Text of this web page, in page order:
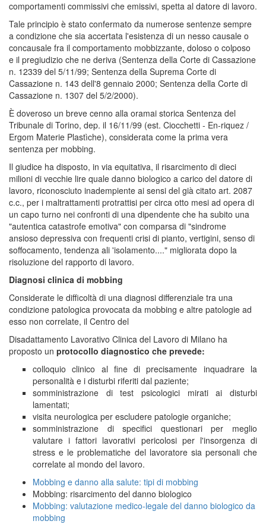
comportamenti commissivi che emissivi, spetta al datore di lavoro.
Tale principio è stato confermato da numerose sentenze sempre
a condizione che sia accertata l'esistenza di un nesso causale o
concausale fra il comportamento mobbizzante, doloso o colposo
e il pregiudizio che ne deriva (Sentenza della Corte di Cassazione
n. 12339 del 5/11/99; Sentenza della Suprema Corte di
Cassazione n. 143 dell'8 gennaio 2000; Sentenza della Corte di
Cassazione n. 1307 del 5/2/2000).
È doveroso un breve cenno alla oramai storica Sentenza del
Tribunale di Torino, dep. il 16/11/99 (est. Ciocchetti - En-riquez /
Ergom Materie Plastìche), considerata come la prima vera
sentenza per mobbing.
Il giudice ha disposto, in via equitativa, il risarcimento di dieci
milioni di vecchie lire quale danno biologico a carico del datore di
lavoro, riconosciuto inadempiente ai sensi del già citato art. 2087
c.c., per i maltrattamenti protrattisi per circa otto mesi ad opera di
un capo turno nei confronti di una dipendente che ha subito una
"autentica catastrofe emotiva" con comparsa di "sindrome
ansioso depressiva con frequenti crisi di pianto, vertigini, senso di
soffocamento, tendenza ali 'isolamento...." migliorata dopo la
risoluzione del rapporto di lavoro.
Diagnosi clinica di mobbing
Considerate le difficoltà di una diagnosi differenziale tra una
condizione patologica provocata da mobbing e altre patologie ad
esso non correlate, il Centro del
Disadattamento Lavorativo Clinica del Lavoro di Milano ha
proposto un protocollo diagnostico che prevede:
colloquio clinico al fine di precisamente inquadrare la
personalità e i disturbi riferiti dal paziente;
somministrazione di test psicologici mirati ai disturbi
lamentati;
visita neurologica per escludere patologie organiche;
somministrazione di specifici questionari per meglio
valutare i fattori lavorativi pericolosi per l'insorgenza di
stress e le problematiche del lavoratore sia personali che
correlate al mondo del lavoro.
Mobbing e danno alla salute: tipi di mobbing
Mobbing: risarcimento del danno biologico
Mobbing: valutazione medico-legale del danno biologico da
mobbing